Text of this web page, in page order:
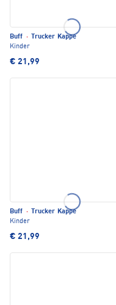
Buff ·
Trucker Kappe
Kinder
€ 21,99
Buff ·
Trucker Kappe
Kinder
€ 21,99